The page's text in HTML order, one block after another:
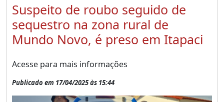
Suspeito de roubo seguido de
sequestro na zona rural de
Mundo Novo, é preso em Itapaci
Acesse para mais informações
Publicado em 17/04/2025 às 15:44